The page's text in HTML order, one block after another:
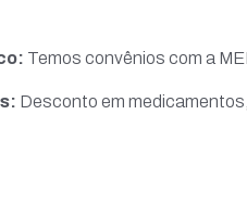
Temos convênios com a
Desconto em